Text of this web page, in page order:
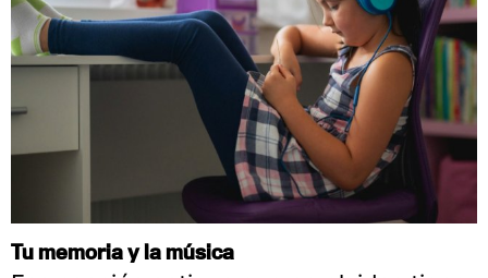
Tu memoria y la música